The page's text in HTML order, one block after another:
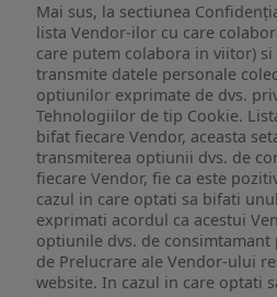
Mai sus, la sectiunea
lista Vendor-ilor cu care
care putem colabora in viitor)
transmite datele personale
optiunilor exprimate de dvs.
Tehnologiilor de tip Cookie.
bifat fiecare Vendor, aceasta
transmiterea optiunii dvs. de
fiecare Vendor, fie ca este
cazul in care optati sa bifati
exprimati acordul ca acestui
optiunile dvs. de
de Prelucrare ale Vendor-ului
website. In cazul in care optati